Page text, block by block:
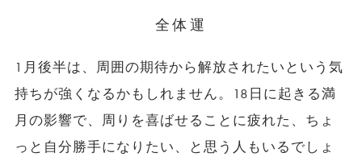
全体運
1月後半は、周囲の期待から解放されたいという気
持ちが強くなるかもしれません。18日に起きる満
月の影響で、周りを喜ばせることに疲れた、ちょ
っと自分勝手になりたい、と思う人もいるでしょ